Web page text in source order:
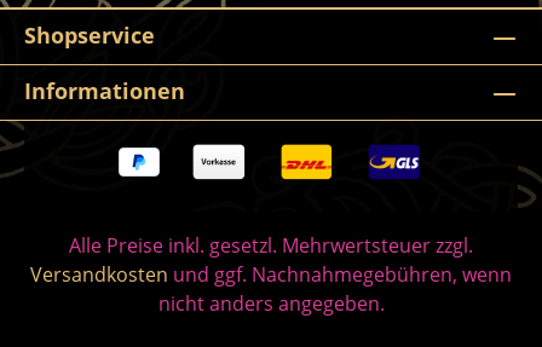
Shopservice
Informationen
Alle Preise inkl. gesetzl. Mehrwertsteuer zzgl.
Versandkosten und ggf. Nachnahmegebühren, wenn
nicht anders angegeben.